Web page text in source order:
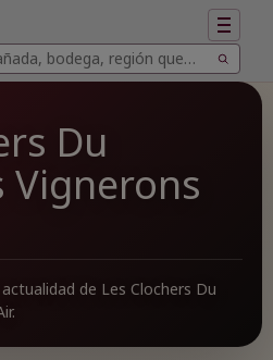
Mostrar
Du
Vignerons
de Les Clochers Du